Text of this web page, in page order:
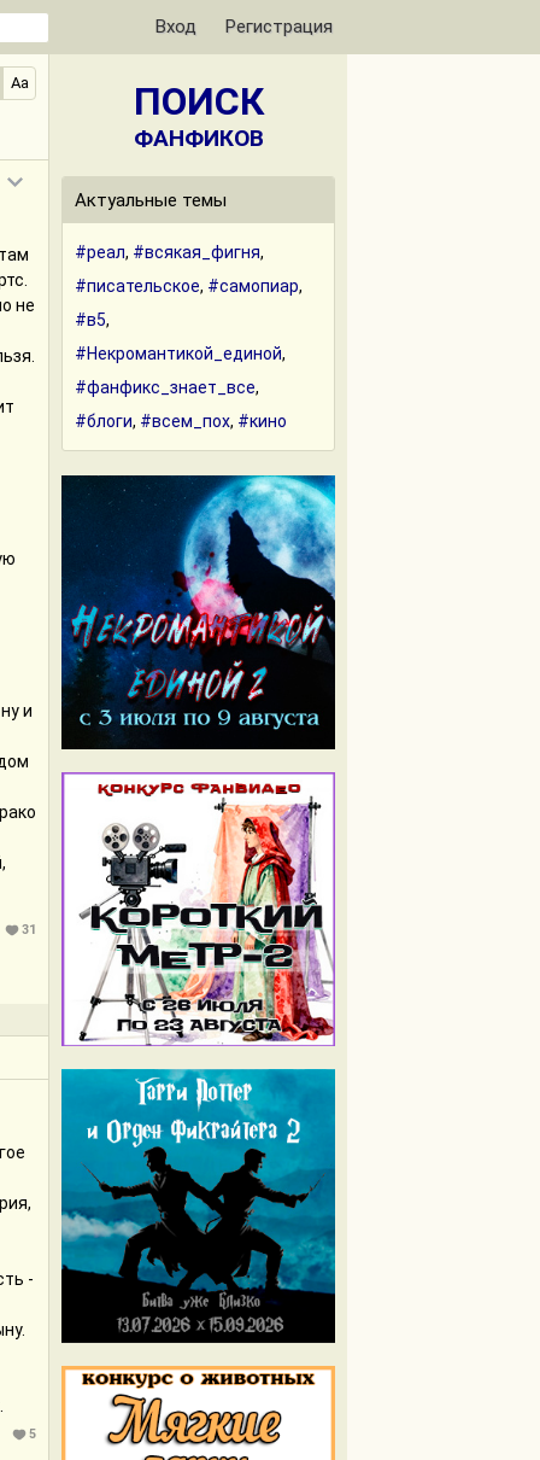
Вход Регистрация
Aa
не
и
31
-
5
ПОИСК
ФАНФИКОВ
Актуальные темы
#реал, #всякая_фигня,
#писательское, #самопиар,
#в5,
#Некромантикой_единой,
#фанфикс_знает_все,
#блоги, #всем_пох, #кино